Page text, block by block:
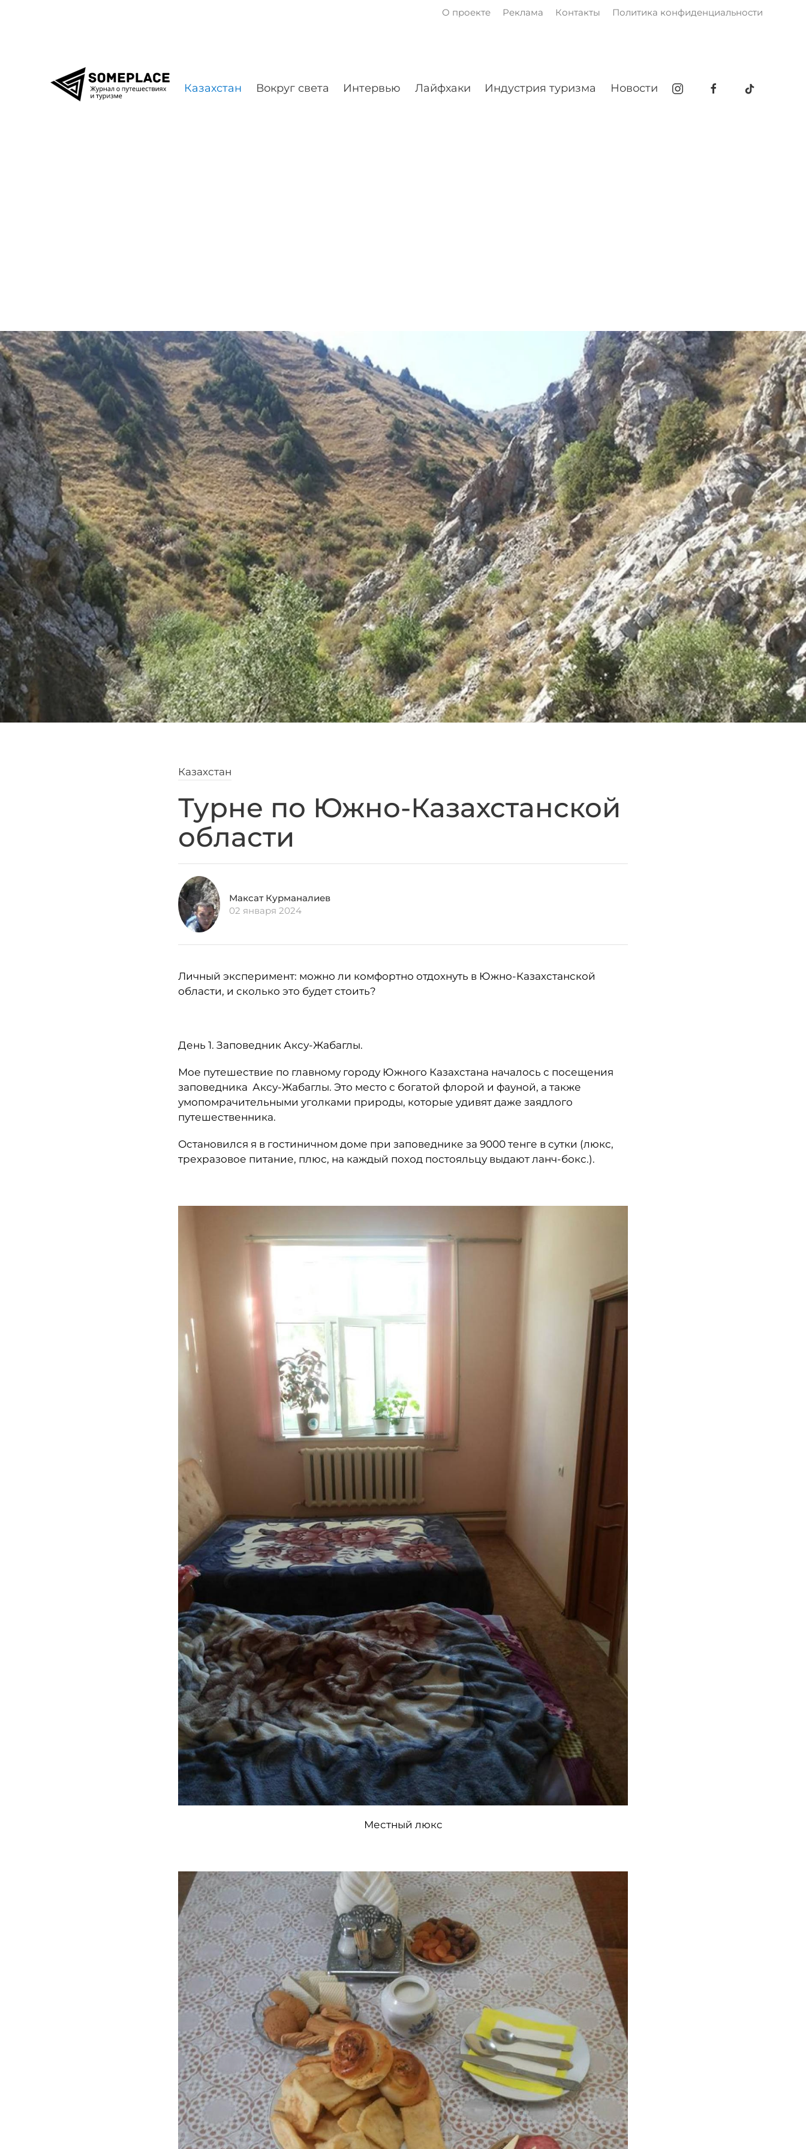
О проекте Реклама Контакты Политика конфиденциальности
Казахстан Вокруг света Интервью Лайфхаки Индустрия туризма Новости
Казахстан
Турне по Южно-Казахстанской
области
Максат Курманалиев
02 января 2024
Личный эксперимент: можно ли комфортно отдохнуть в Южно-Казахстанской
области, и сколько это будет стоить?
День 1. Заповедник Аксу-Жабаглы.
Мое путешествие по главному городу Южного Казахстана началось с посещения
заповедника Аксу-Жабаглы. Это место с богатой флорой и фауной, а также
умопомрачительными уголками природы, которые удивят даже заядлого
путешественника.
Остановился я в гостиничном доме при заповеднике за 9000 тенге в сутки (люкс,
трехразовое питание, плюс, на каждый поход постояльцу выдают ланч-бокс.).
Местный люкс